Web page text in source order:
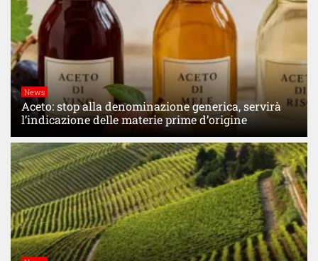
News
Aceto: stop alla denominazione generica, servirà
l’indicazione delle materie prime d’origine